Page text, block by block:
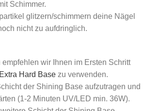
Schimmer.
glitzern/schimmern deine Nägel
nicht zu aufdringlich.
wir Ihnen im Ersten Schritt
Extra Hard Base zu verwenden.
der Shining Base aufzutragen und
(1-2 Minuten UV/LED min. 36W).